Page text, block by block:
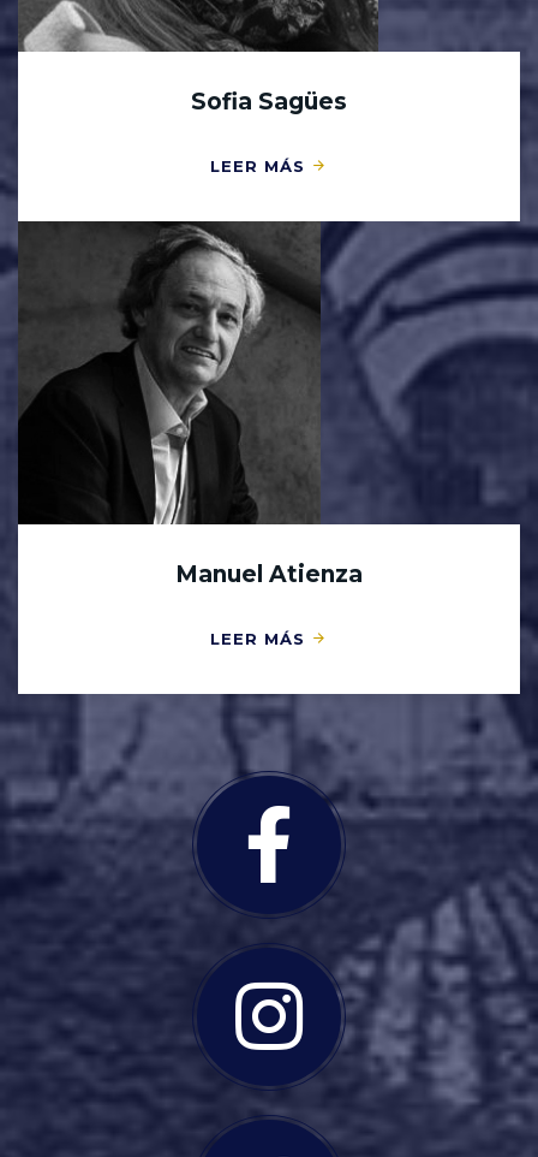
Sofia Sagües
LEER MÁS
Manuel Atienza
LEER MÁS